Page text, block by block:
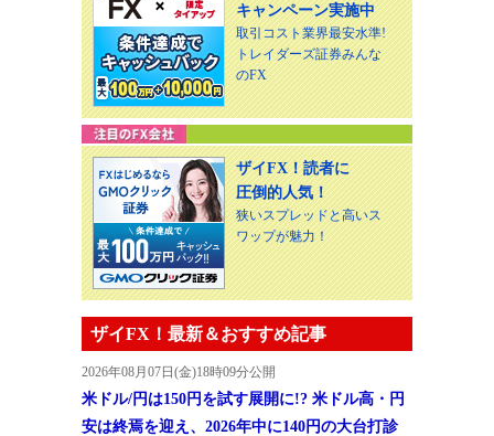
キャンペーン実施中
取引コスト業界最安水準!
トレイダーズ証券みんな
のFX
ザイFX！読者に
圧倒的人気！
狭いスプレッドと高いス
ワップが魅力！
ザイFX！最新＆おすすめ記事
2026年08月07日(金)18時09分公開
米ドル/円は150円を試す展開に!? 米ドル高・円
安は終焉を迎え、2026年中に140円の大台打診